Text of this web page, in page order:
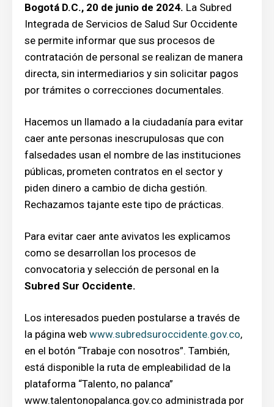
Bogotá D.C., 20 de junio de 2024. La Subred
Integrada de Servicios de Salud Sur Occidente
se permite informar que sus procesos de
contratación de personal se realizan de manera
directa, sin intermediarios y sin solicitar pagos
por trámites o correcciones documentales.
Hacemos un llamado a la ciudadanía para evitar
caer ante personas inescrupulosas que con
falsedades usan el nombre de las instituciones
públicas, prometen contratos en el sector y
piden dinero a cambio de dicha gestión.
Rechazamos tajante este tipo de prácticas.
Para evitar caer ante avivatos les explicamos
como se desarrollan los procesos de
convocatoria y selección de personal en la
Subred Sur Occidente.
Los interesados pueden postularse a través de
la página web www.subredsuroccidente.gov.co,
en el botón “Trabaje con nosotros”. También,
está disponible la ruta de empleabilidad de la
plataforma “Talento, no palanca”
www.talentonopalanca.gov.co administrada por